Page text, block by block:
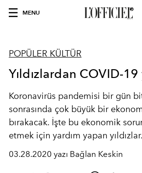
MENU
POPÜLER KÜLTÜR
Yıldızlardan COVID-19
Koronavirüs pandemisi bir gün
sonrasında çok büyük bir
bırakacak. İşte bu ekonomik
etmek için yardım yapan yıldızlar.
03.28.2020 yazı Bağlan Keskin